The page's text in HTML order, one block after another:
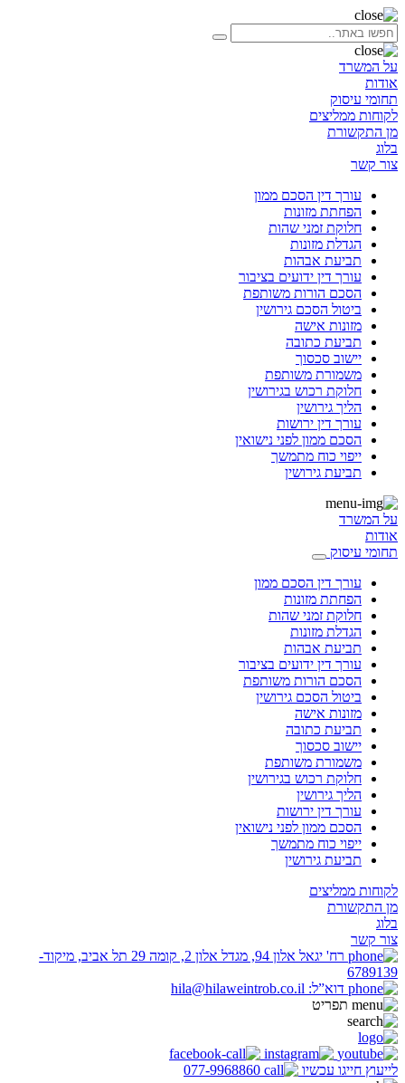
על המשרד
אודות
תחומי עיסוק
לקוחות ממליצים
מן התקשורת
בלוג
צור קשר
עורך דין הסכם ממון
הפחתת מזונות
חלוקת זמני שהות
הגדלת מזונות
תביעת אבהות
עורך דין ידועים בציבור
הסכם הורות משותפת
ביטול הסכם גירושין
מזונות אישה
תביעת כתובה
יישוב סכסוך
משמורת משותפת
חלוקת רכוש בגירושין
הליך גירושין
עורך דין ירושות
הסכם ממון לפני נישואין
ייפוי כוח מתמשך
תביעת גירושין
על המשרד
אודות
תחומי עיסוק
עורך דין הסכם ממון
הפחתת מזונות
חלוקת זמני שהות
הגדלת מזונות
תביעת אבהות
עורך דין ידועים בציבור
הסכם הורות משותפת
ביטול הסכם גירושין
מזונות אישה
תביעת כתובה
יישוב סכסוך
משמורת משותפת
חלוקת רכוש בגירושין
הליך גירושין
עורך דין ירושות
הסכם ממון לפני נישואין
ייפוי כוח מתמשך
תביעת גירושין
לקוחות ממליצים
מן התקשורת
בלוג
צור קשר
רח' יגאל אלון 94, מגדל אלון 2, קומה 29 תל אביב, מיקוד-
6789139
דוא”ל: hila@hilaweintrob.co.il
תפריט
לייעוץ חייגו עכשיו 077-9968860